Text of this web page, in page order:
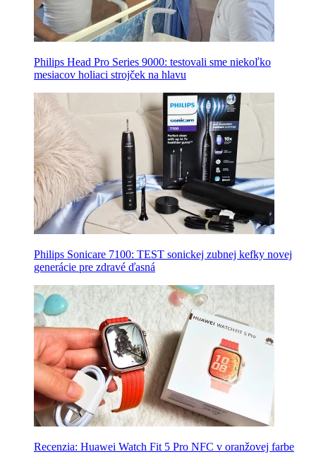
Philips Head Pro Series 9000: testovali sme niekoľko
mesiacov holiaci strojček na hlavu
Philips Sonicare 7100: TEST sonickej zubnej kefky novej
generácie pre zdravé ďasná
Recenzia: Huawei Watch Fit 5 Pro NFC v oranžovej farbe